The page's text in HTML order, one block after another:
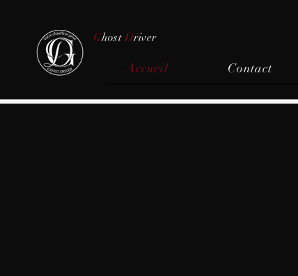
Ghost Driver
Accueil Contact